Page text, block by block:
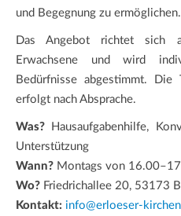
und Begegnung zu ermöglichen.
Das Angebot richtet sich
Erwachsene und wird
Bedürfnisse abgestimmt.
erfolgt nach Absprache.
Was? Hausaufgabenhilfe,
Unterstützung
Wann? Montags von
Wo? Friedrichallee 20, 53173
Kontakt: info@erloeser-